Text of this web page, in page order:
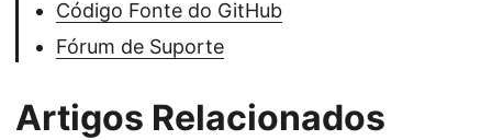
Código Fonte do GitHub
Fórum de Suporte
Artigos Relacionados